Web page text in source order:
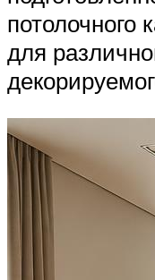
потолочного
для